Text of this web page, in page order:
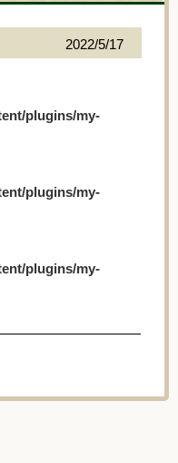
2022/5/17
plugins/my-
plugins/my-
plugins/my-